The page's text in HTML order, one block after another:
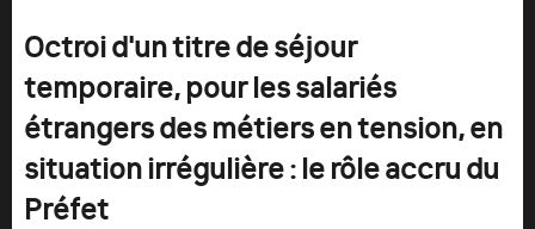
Octroi d'un titre de séjour
temporaire, pour les salariés
étrangers des métiers en tension, en
situation irrégulière : le rôle accru du
Préfet